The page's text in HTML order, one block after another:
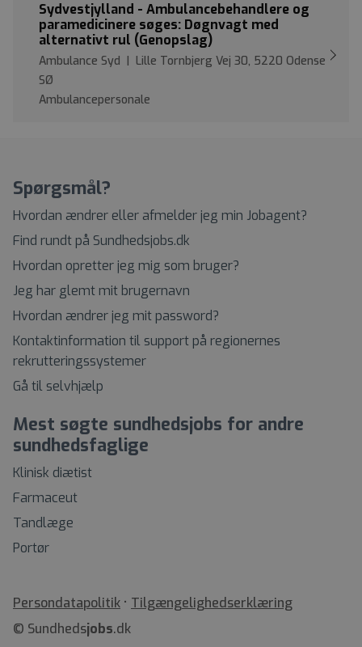
Sydvestjylland - Ambulancebehandlere og
paramedicinere søges: Døgnvagt med
alternativt rul (Genopslag)
Ambulance Syd | Lille Tornbjerg Vej 30, 5220 Odense
SØ
Ambulancepersonale
Spørgsmål?
Hvordan ændrer eller afmelder jeg min Jobagent?
Find rundt på Sundhedsjobs.dk
Hvordan opretter jeg mig som bruger?
Jeg har glemt mit brugernavn
Hvordan ændrer jeg mit password?
Kontaktinformation til support på regionernes
rekrutteringssystemer
Gå til selvhjælp
Mest søgte sundhedsjobs for andre
sundhedsfaglige
Klinisk diætist
Farmaceut
Tandlæge
Portør
• Tilgængelighedserklæring
© Sundhedsjobs.dk